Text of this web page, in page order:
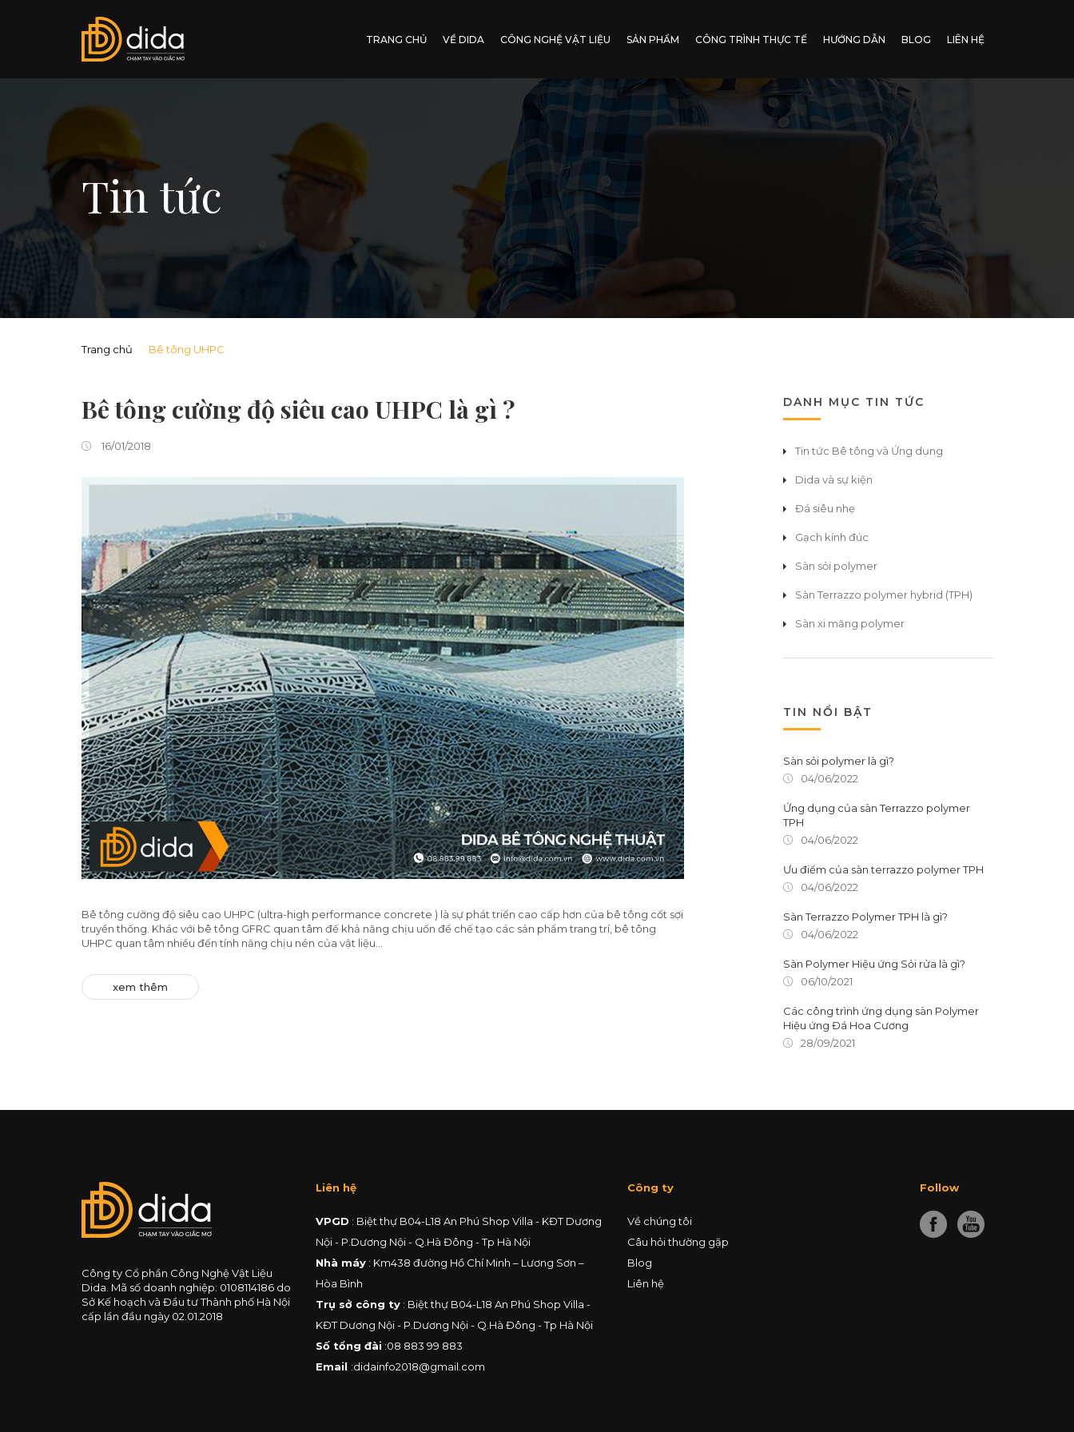
TRANG CHỦ VỀ DIDA CÔNG NGHỆ VẬT LIỆU SẢN PHẨM CÔNG TRÌNH THỰC TẾ HƯỚNG DẪN BLOG LIÊN HỆ
Tin tức
Trang chủ Bê tông UHPC
Bê tông cường độ siêu cao UHPC là gì ?
16/01/2018
Bê tông cường độ siêu cao UHPC (ultra-high performance concrete ) là sự phát triển cao cấp hơn của bê tông cốt sợi
truyền thống. Khác với bê tông GFRC quan tâm đế khả năng chịu uốn để chế tạo các sản phẩm trang trí, bê tông
UHPC quan tâm nhiều đến tính năng chịu nén của vật liệu...
xem thêm
DANH MỤC TIN TỨC
Tin tức Bê tông và Ứng dụng
Dida và sự kiện
Đá siêu nhẹ
Gạch kính đúc
Sàn sỏi polymer
Sàn Terrazzo polymer hybrid (TPH)
Sàn xi măng polymer
TIN NỔI BẬT
Sàn sỏi polymer là gì?
04/06/2022
Ứng dụng của sàn Terrazzo polymer
TPH
04/06/2022
Ưu điểm của sàn terrazzo polymer TPH
04/06/2022
Sàn Terrazzo Polymer TPH là gì?
04/06/2022
Sàn Polymer Hiệu ứng Sỏi rửa là gì?
06/10/2021
Các công trình ứng dụng sàn Polymer
Hiệu ứng Đá Hoa Cương
28/09/2021
Công ty Cổ phần Công Nghệ Vật Liệu
Dida. Mã số doanh nghiệp: 0108114186 do
Sở Kế hoạch và Đầu tư Thành phố Hà Nội
cấp lần đầu ngày 02.01.2018
Liên hệ
VPGD : Biệt thự B04-L18 An Phú Shop Villa - KĐT Dương
Nội - P.Dương Nội - Q.Hà Đông - Tp Hà Nội
Nhà máy: Km438 đường Hồ Chí Minh – Lương Sơn –
Hòa Bình
Trụ sở công ty: Biệt thự B04-L18 An Phú Shop Villa -
KĐT Dương Nội - P.Dương Nội - Q.Hà Đông - Tp Hà Nội
Số tổng đài :08 883 99 883
Email :didainfo2018@gmail.com
Công ty
Về chúng tôi
Câu hỏi thường gặp
Blog
Liên hệ
Follow